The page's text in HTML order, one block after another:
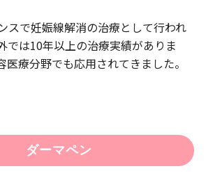
スで妊娠線解消の治療として行われ
では10年以上の治療実績がありま
医療分野でも応用されてきました。
ダーマペン